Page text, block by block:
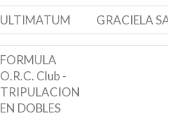
ULTIMATUM GRACIELA SABA
FORMULA
O.R.C. Club -
TRIPULACION
EN DOBLES